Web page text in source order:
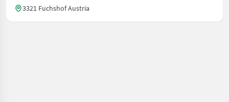
3321 Fuchshof Austria